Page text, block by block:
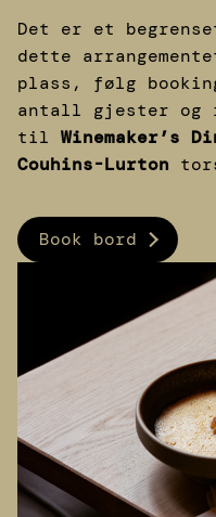
Det er et
dette
plass, følg
antall gjester og
til Winemaker’s
Couhins-Lurton
Book bord